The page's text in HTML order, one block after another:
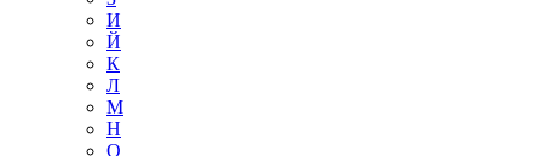
И
Й
К
Л
М
Н
О